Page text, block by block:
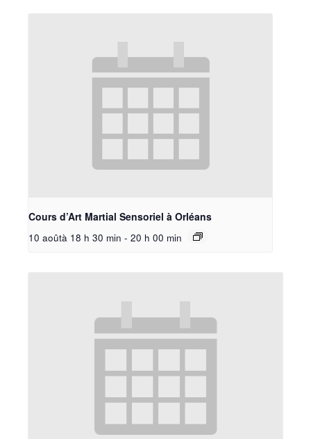
Cours d’Art Martial Sensoriel à Orléans
10 aoûtà 18 h 30 min - 20 h 00 min